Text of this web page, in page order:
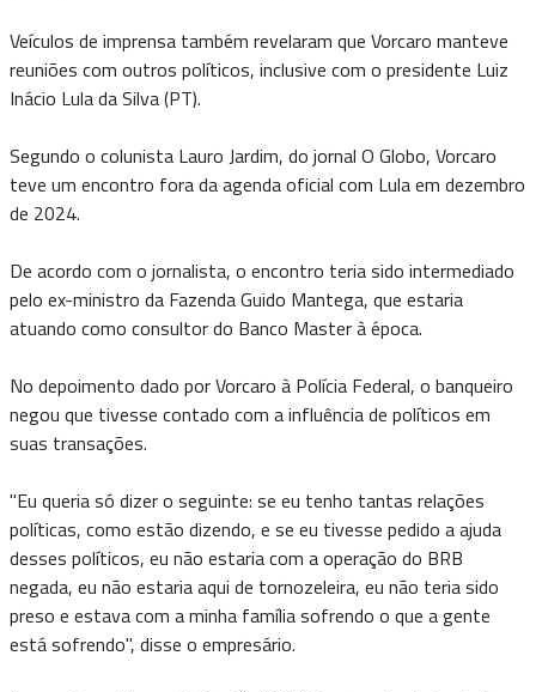
Veículos de imprensa também revelaram que Vorcaro manteve
reuniões com outros políticos, inclusive com o presidente Luiz
Inácio Lula da Silva (PT).
Segundo o colunista Lauro Jardim, do jornal O Globo, Vorcaro
teve um encontro fora da agenda oficial com Lula em dezembro
de 2024.
De acordo com o jornalista, o encontro teria sido intermediado
pelo ex-ministro da Fazenda Guido Mantega, que estaria
atuando como consultor do Banco Master à época.
No depoimento dado por Vorcaro à Polícia Federal, o banqueiro
negou que tivesse contado com a influência de políticos em
suas transações.
"Eu queria só dizer o seguinte: se eu tenho tantas relações
políticas, como estão dizendo, e se eu tivesse pedido a ajuda
desses políticos, eu não estaria com a operação do BRB
negada, eu não estaria aqui de tornozeleira, eu não teria sido
preso e estava com a minha família sofrendo o que a gente
está sofrendo", disse o empresário.